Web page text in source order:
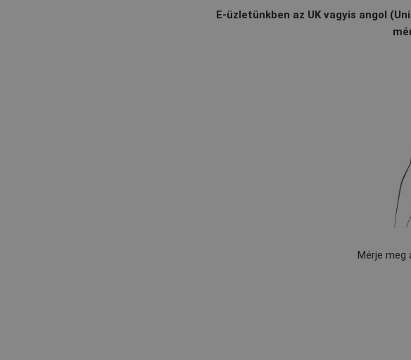
E-üzletünkben az UK vagyis angol
Mérje meg